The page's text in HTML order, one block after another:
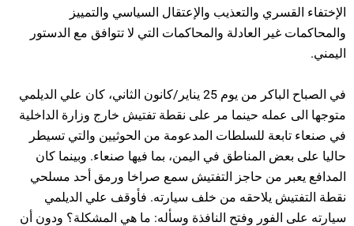
الإختفاء القسري والتعذيب والإعتقال السياسي والتمييز
والمحاكمات غير العادلة والمحاكمات التي لا تتوافق مع الدستور
اليمني.
في الصباح الباكر من يوم 25 يناير/كانون الثاني، كان علي الديلمي
متوجها الى عمله حينما مر على نقطة تفتيش خارج وزارة الداخلية
في صنعاء تابعة للسلطات المدعومة من الحوثيين والتي تسيطر
حاليا على بعض المناطق في اليمن، بما فيها صنعاء. وبينما كان
المدافع يعبر من حاجز التفتيش سمع صراخا ورمق أحد مسلحي
نقطة التفتيش يلاحقه من خلف سيارته. فأوقف علي الديلمي
سيارته على الفور وفتح النافذة وسأله: ما هي المشكلة؟ ودون أن